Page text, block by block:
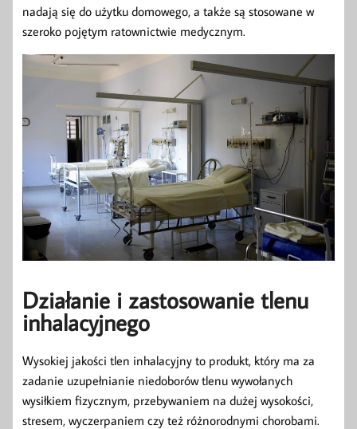
nadają się do użytku domowego, a także są stosowane w
szeroko pojętym ratownictwie medycznym.
Działanie i zastosowanie tlenu
inhalacyjnego
Wysokiej jakości tlen inhalacyjny to produkt, który ma za
zadanie uzupełnianie niedoborów tlenu wywołanych
wysiłkiem fizycznym, przebywaniem na dużej wysokości,
stresem, wyczerpaniem czy też różnorodnymi chorobami.